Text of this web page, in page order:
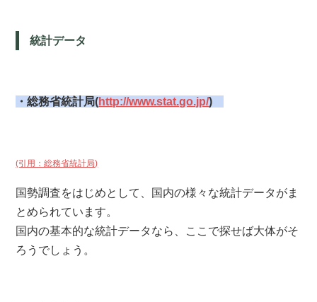
統計データ
・総務省統計局(http://www.stat.go.jp/)
(引用：総務省統計局)
国勢調査をはじめとして、国内の様々な統計データがま
とめられています。
国内の基本的な統計データなら、ここで探せば大体がそ
ろうでしょう。